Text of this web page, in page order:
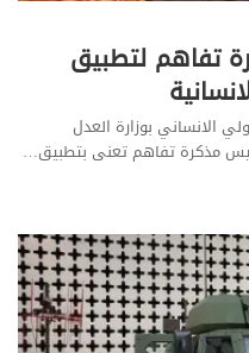
تفاهم لتطبيق
الانساني بوزارة العدل
مذكرة تفاهم تعنى بتطبيق…